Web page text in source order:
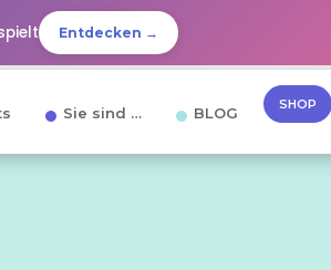
Entdecken →
Sie sind … BLOG SHOP